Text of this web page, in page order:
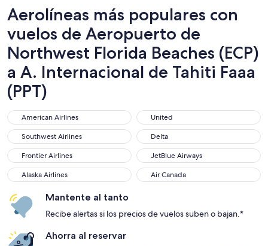
Aerolíneas más populares con
vuelos de Aeropuerto de
Northwest Florida Beaches (ECP)
a A. Internacional de Tahiti Faaa
(PPT)
American Airlines
American Airlines United
United
Southwest Airlines
Southwest Airlines Delta
Delta
Frontier Airlines
Frontier Airlines JetBlue Airways
JetBlue Airways
Alaska Airlines
Alaska Airlines Air Canada
Air Canada
Mantente al tanto
Recibe alertas si los precios de vuelos suben o bajan.*
Ahorra al reservar